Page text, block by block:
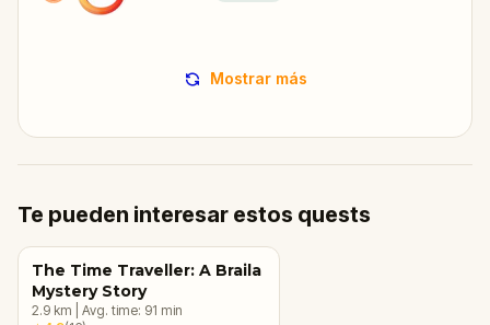
Mostrar más
Te pueden interesar estos quests
The Time Traveller: A Braila
Mystery Story
2.9 km Avg. time: 91 min